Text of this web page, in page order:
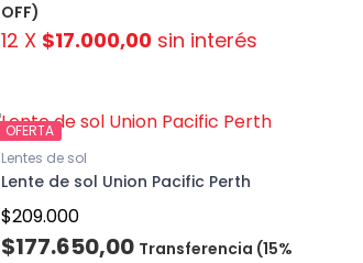
OFF)
12 X $17.000,00 sin interés
OFERTA
Lentes de sol
Lente de sol Union Pacific Perth
$209.000
$177.650,00 Transferencia (15%